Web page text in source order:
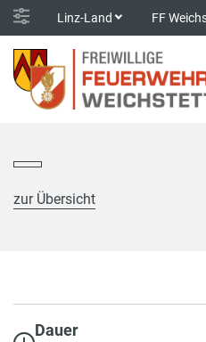
Linz-Land FF
zur Übersicht
Dauer